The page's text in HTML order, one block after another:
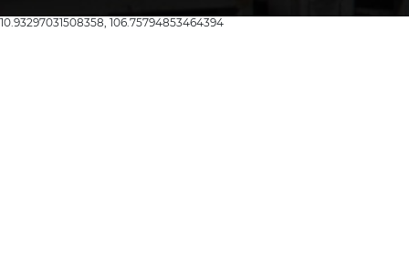
10.93297031508358, 106.75794853464394